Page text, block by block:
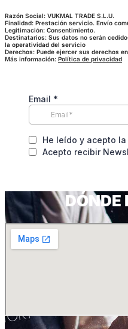
Razón Social: VUKMAL TRADE S.L.U.
Finalidad: Prestación servicio. Envío
Legitimación: Consentimiento.
Destinatarios: Sus datos no serán
la operatividad del servicio
Derechos: Puede ejercer sus derechos
Más información: Política de privacidad
DÓNDE